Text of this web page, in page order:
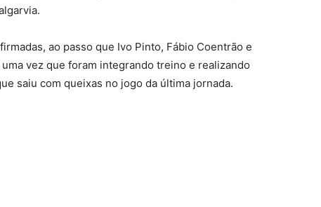
ao passo que Ivo Pinto, Fábio Coentrão e
vez que foram integrando treino e realizando
saiu com queixas no jogo da última jornada.